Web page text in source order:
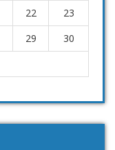
22
23
29
30